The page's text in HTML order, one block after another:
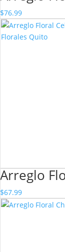
$76.99
Arreglo
$67.99